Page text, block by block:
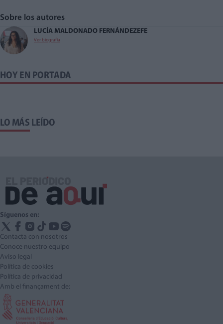
Sobre los autores
LUCÍA MALDONADO FERNÁNDEZ
Ver biografía
EFE
HOY EN PORTADA
LO MÁS LEÍDO
Síguenos en:
Contacta con nosotros
Conoce nuestro equipo
Aviso legal
Política de cookies
Política de privacidad
Amb el finançament de: